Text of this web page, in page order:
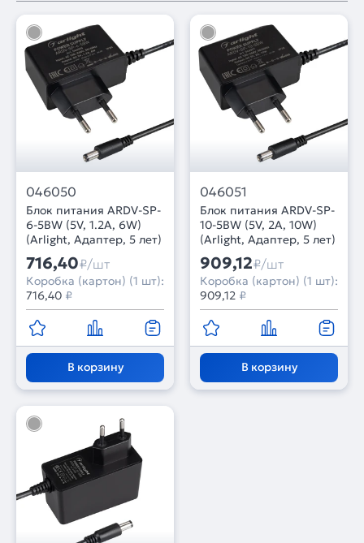
046050
Блок питания ARDV-SP-
6-5BW (5V, 1.2A, 6W)
(Arlight, Адаптер, 5 лет)
716,40₽/шт
Коробка (картон) (1 шт):
716,40 ₽
В корзину
046051
Блок питания ARDV-SP-
10-5BW (5V, 2A, 10W)
(Arlight, Адаптер, 5 лет)
909,12₽/шт
Коробка (картон) (1 шт):
909,12 ₽
В корзину